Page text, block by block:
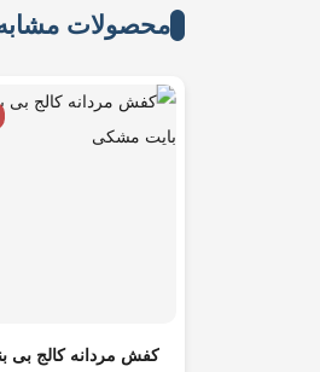
محصولات
کفش مردانه کالج بی